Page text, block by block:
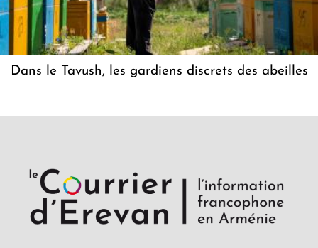
Dans le Tavush, les gardiens discrets des abeilles